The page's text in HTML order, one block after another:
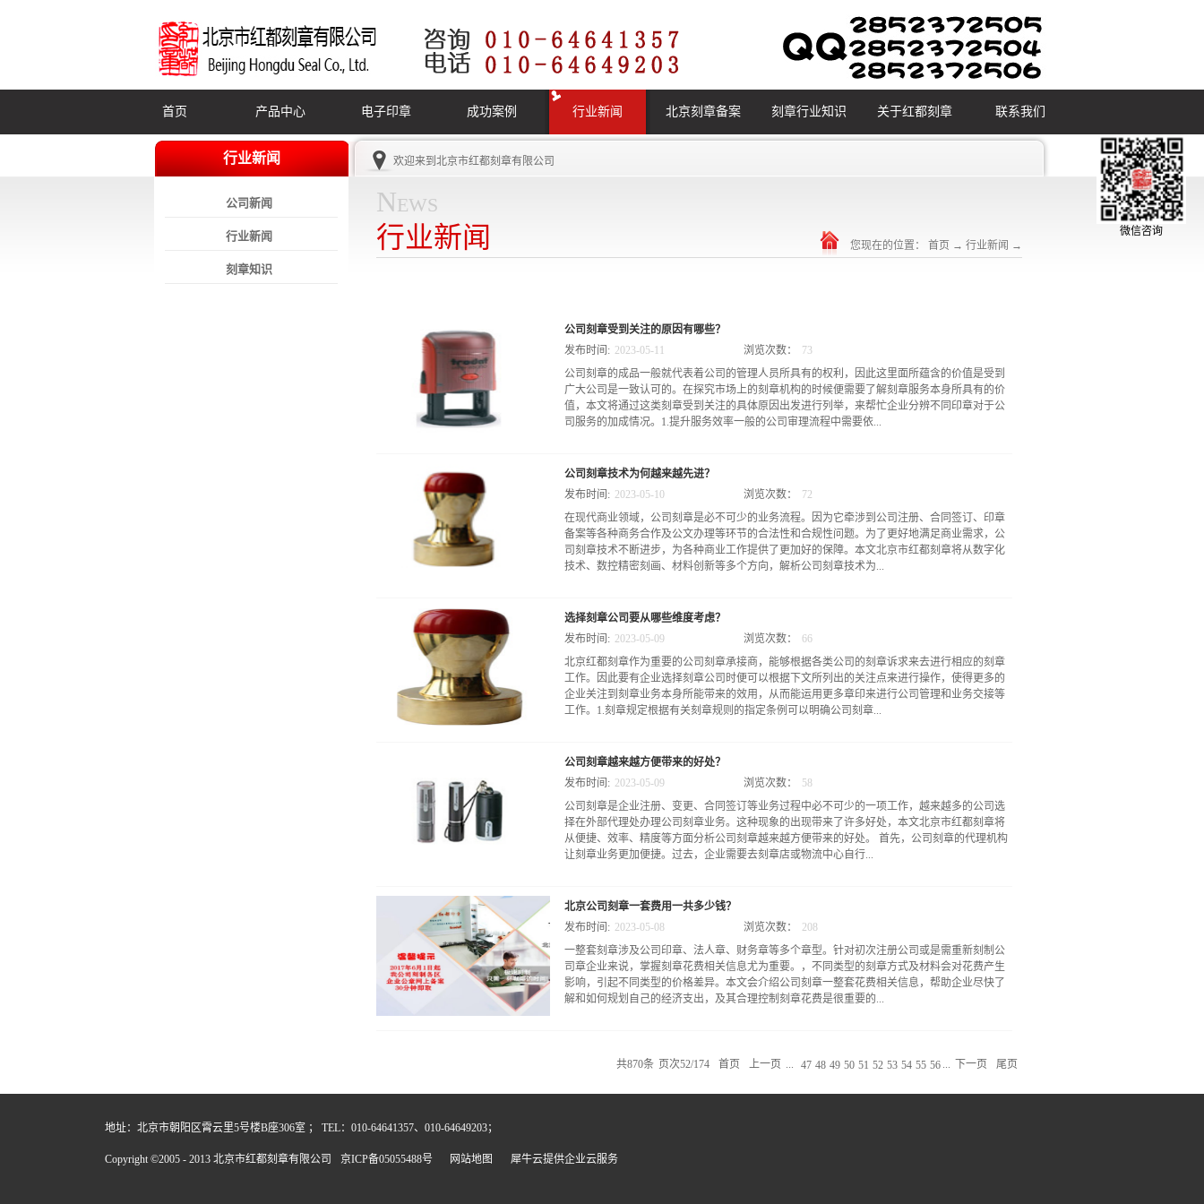
首页 产品中心 电子印章 成功案例 行业新闻 北京刻章备案 刻章行业知识 关于红都刻章 联系我们
行业新闻
公司新闻
行业新闻
刻章知识
欢迎来到 北京市红都刻章有限公司
News
行业新闻
您现在的位置： 首页 → 行业新闻 →
公司刻章受到关注的原因有哪些？
公司刻章的成品一般就代表着公司的管理人员所具有的权利，因此这里面所蕴含的价值是受到
广大公司是一致认可的。在探究市场上的刻章机构的时候便需要了解刻章服务本身所具有的价
值，本文将通过这类刻章受到关注的具体原因出发进行列举，来帮忙企业分辨不同印章对于公
司服务的加成情况。1.提升服务效率一般的公司审理流程中需要依...
靠人力的交接才能保证业务的推进，有了公司刻章便可以直接利用印章所具有的效用来代替进
行审批。使得业务服务的推进更有效率的同时也能帮助管理者进行权利的分化。在进行业务纠
察时也可以直接通过盖章的不同来找到对应的管理人员，实现公司整体服务和管理的高效。2.
建立公司形象随着大范围内的公司的管理规范的再升级，原有的规章方案已经不符合新的公司
形象的建立。通过印章的辅助便可以及时对于形象的再建设进行规划和处理，使得公司的业务
推进环节能够始终秉持着优化企业形象的目标，进行每一个业务活动都慎重而警醒，让印章应
有的合规权益在规定范围内完善行使。3.改善管理方式好的公司刻章服务不仅仅能够提供实体
中让管理人员认识到对于印章应有的尊重和善用态度。客户通过了解公司刻章受到关注的具体
原因之后，便可以对红都刻章所提供的多样化印章服务有着深入的认知。并在企...
发布时间: 2023-05-11 浏览次数： 73
公司刻章技术为何越来越先进？
在现代商业领域，公司刻章是必不可少的业务流程。因为它牵涉到公司注册、合同签订、印章
备案等各种商务合作及公文办理等环节的合法性和合规性问题。为了更好地满足商业需求，公
司刻章技术不断进步，为各种商业工作提供了更加好的保障。本文北京市红都刻章将从数字化
技术、数控精密刻画、材料创新等多个方向，解析公司刻章技术为...
何越来越先进。 首先，公司的刻章技术之所以越来越先进，与数字化技术的发展密不可分。过
去，公司刻章技术通常都是由人工完成，这样制造的章材可能存在尺寸误差、墨迹模糊等问
题。而通过数字化技术，企业可以实现输入制作者所需的样章，再通过电子设备进行扫描，通
过3D打印技术生产出精度高、表面光洁度好的章材。这样做的好处是减少了制作环节的人工干
预，提高了制作效率，并保证了刻章制品的准确性、一致性和可靠性。其次，数控精密刻画是
公司的刻章技术越来越先进的重要因素。如今，许多国内外机构研发出一批精度高、效率高的
数控刻章机和数字雕刻设备。借助这些现代化工具，不仅可以快速制作符合规范的印章，而且
嵌和拓扑优化，大大提升了刻章质量和生产效能。第三，材料创新也是公司刻章技术不断进步
的重要领域。目前，刻章材料类型越来越丰富，比如金属、木材、亚克力等，在材料的...
发布时间: 2023-05-10 浏览次数： 72
选择刻章公司要从哪些维度考虑？
北京红都刻章作为重要的公司刻章承接商，能够根据各类公司的刻章诉求来去进行相应的刻章
工作。因此要有企业选择刻章公司时便可以根据下文所列出的关注点来进行操作，使得更多的
企业关注到刻章业务本身所能带来的效用，从而能运用更多章印来进行公司管理和业务交接等
工作。1.刻章规定根据有关刻章规则的指定条例可以明确公司刻章...
需要有相应的认证资质，在可靠的认证资质的基础上进行印章的设置活动。因此企业在选择对
应的刻章机构时要先考察机构所具有的设计认证等情况，确定公司是在符合刻章规定的情况下
来进行服务操作，使得企业后续的服务运作也处于合规合法的范畴。2.刻章速度随着企业业务
内容的增多和升级所需要的印章类型也在变换，与此同时也就对公司所提供的印章产品有了生
产制造速度上的要求。企业要求公司能够以较快的速度敲定印章模型并进行制造，在不延误公
司管理效率的基础上追求较快的刻章速度，真正实现刻章业务和公司具体业务的有效对接。3.
印章类型印章类型是先以实体的和电子的印章为基础划分，可靠的公司刻章会根据用户的需求
接的选择活动便于刻印的开展。客户了解选择公司刻章要关注的具体内容之后，便可以从各种
市场消息中探查到符合要求的刻章机构。让更多高质量的印章被纳入到公司业务...
发布时间: 2023-05-09 浏览次数： 66
公司刻章越来越方便带来的好处？
公司刻章是企业注册、变更、合同签订等业务过程中必不可少的一项工作，越来越多的公司选
择在外部代理处办理公司刻章业务。这种现象的出现带来了许多好处，本文北京市红都刻章将
从便捷、效率、精度等方面分析公司刻章越来越方便带来的好处。 首先，公司刻章的代理机构
让刻章业务更加便捷。过去，企业需要去刻章店或物流中心自行...
制作和盖章，这只能耗费企业的时间和精力，对于规模较大或多个项目需盖章的公司而言，那
将是相当繁琐的工作。而现今，远程互联技术的发展，许多代理机构提供手机APP、网站等渠
道，企业可以随时随地提交自己的刻章需求并获得快速便捷的服务。这种极大地方便了企业的
办事流程，节省了时间和精力，使得企业可以专注于其主营业务的发展。其次，代理机构的出
现提高了公司刻章的效率。传统方式下，企业需要耗费大量的时间准备刻章申请，寻找刻章
点、寄送样章等操作，周期往往需要半天甚至一天以上。但现在，可以在代理机构的官网上一
键提交刻章申请，并在快递员上门领取样章后，通过代理机构的快速制作服务得到需要的公司
须准确无误，否则很可能会引起一系列的营业执照、税务登记等后续流程的错误。代理...
发布时间: 2023-05-09 浏览次数： 58
北京公司刻章一套费用一共多少钱？
一整套刻章涉及公司印章、法人章、财务章等多个章型。针对初次注册公司或是需重新刻制公
司章企业来说，掌握刻章花费相关信息尤为重要。，不同类型的刻章方式及材料会对花费产生
影响，引起不同类型的价格差异。本文会介绍公司刻章一整套花费相关信息，帮助企业尽快了
解和如何规划自己的经济支出，及其合理控制刻章花费是很重要的...
有可能会有一定价格差别，因此企业需要根据自身的详细情况进行选择。公司刻章的价钱与刻
刻章制作工艺也是影响刻章花费的关键要素，比如金属刻字和烙印刻字的价格也有所不同。公
的有限责任公司需要用到加盖质押章、股权章等几种章型，因而刻章花费会相应较高。而注册
发布时间: 2023-05-08 浏览次数： 208
共870条 页次52/174 首页 上一页 ... 47 48 49 50 51 52 53 54 55 56 ... 下一页 尾页
地址：北京市朝阳区霄云里5号楼B座306室 ； TEL：010-64641357、010-64649203；
Copyright ©2005 - 2013 北京市红都刻章有限公司 京ICP备05055488号 网站地图 犀牛云提供企业云服务
微信咨询